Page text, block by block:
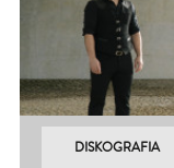
DISKOGRAFIA